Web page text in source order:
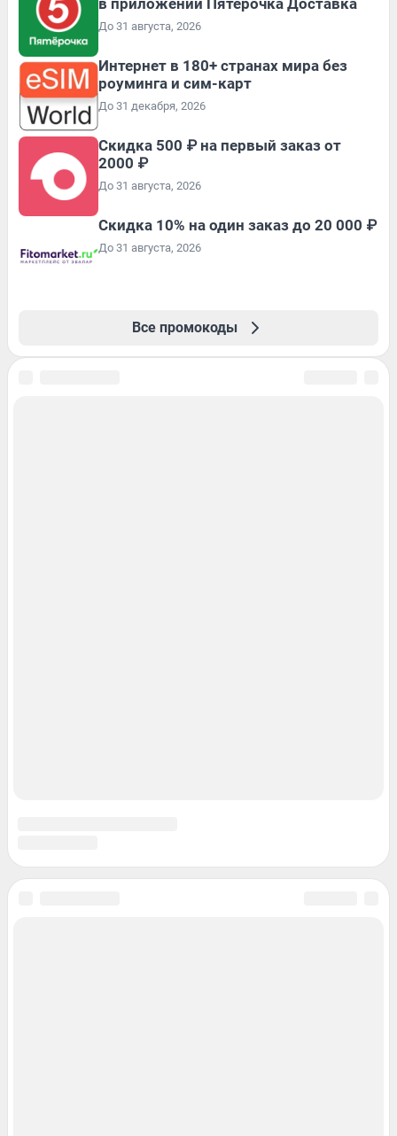
До 31 августа, 2026
Интернет в 180+ странах мира без
роуминга и сим-карт
До 31 декабря, 2026
Скидка 500 ₽ на первый заказ от
2000 ₽
До 31 августа, 2026
Скидка 10% на один заказ до 20 000 ₽
До 31 августа, 2026
Все промокоды